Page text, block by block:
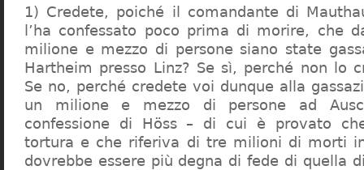
1) Credete, poiché il comandante di
l’ha confessato poco prima di morire, che
milione e mezzo di persone siano state
Hartheim presso Linz? Se sì, perché non lo
Se no, perché credete voi dunque alla
un milione e mezzo di persone ad
confessione di Höss – di cui è provato
tortura e che riferiva di tre milioni di morti
dovrebbe essere più degna di fede di quella